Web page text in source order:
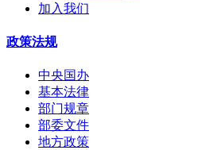
加入我们
政策法规
中央国办
基本法律
部门规章
部委文件
地方政策